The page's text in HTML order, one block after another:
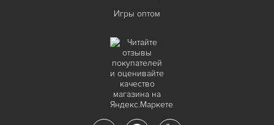
Игры оптом